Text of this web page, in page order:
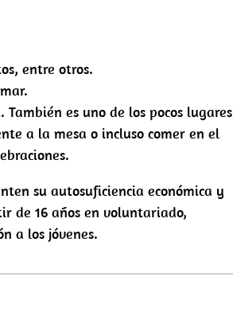
entre otros.
es uno de los pocos lugares
a la mesa o incluso comer en el
su autosuficiencia económica y
de 16 años en voluntariado,
a los jóvenes.